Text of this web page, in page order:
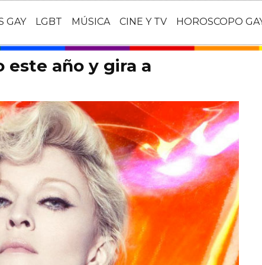
GAY LGBT MÚSICA CINE Y TV HOROSCOPO
este año y gira a